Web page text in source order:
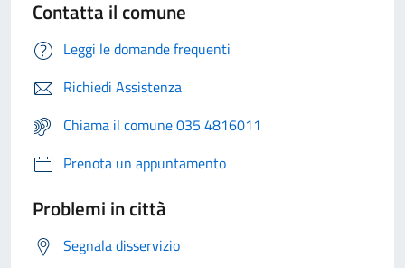
Contatta il comune
Leggi le domande frequenti
Richiedi Assistenza
Chiama il comune 035 4816011
Prenota un appuntamento
Problemi in città
Segnala disservizio